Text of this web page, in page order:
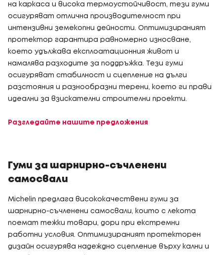
на каркаса и висока термоустойчивост, тези гуми
осигуряват отлична производителност при
интензивни земекопни дейности. Оптимизираният
протектор гарантира равномерно износване,
което удължава експлоатационния живот и
намалява разходите за поддръжка. Тези гуми
осигуряват стабилност и сцепление на дълги
разстояния и разнообразни терени, което ги прави
идеални за взискателни строителни проекти.
Разгледайте нашите предложения
Гуми за шарнирно-съчленени
самосвали
Michelin предлага висококачествени гуми за
шарнирно-съчленени самосвали, които с лекота
поемат тежки товари, дори при екстремни
работни условия. Оптимизираният протекторен
дизайн осигурява надеждно сцепление върху кални и